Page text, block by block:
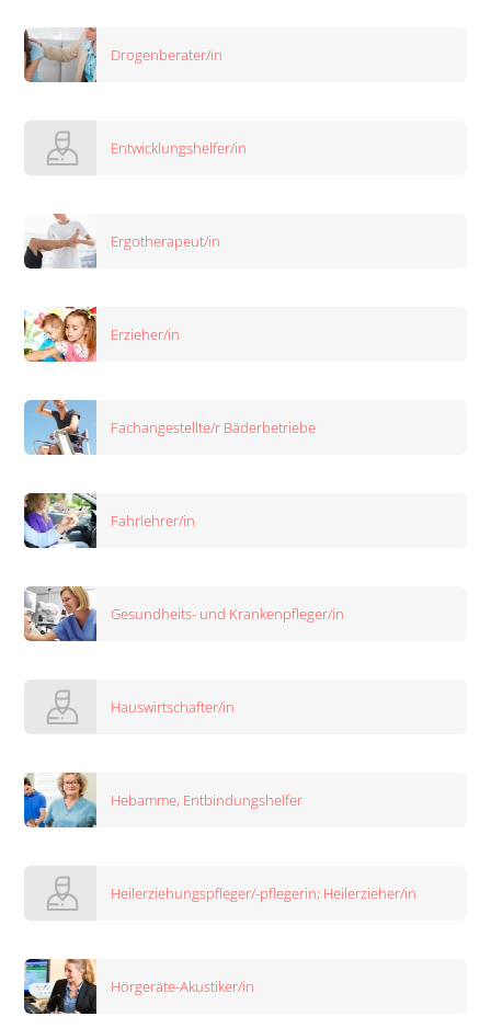
Drogenberater/in
Entwicklungshelfer/in
Ergotherapeut/in
Erzieher/in
Fachangestellte/r Bäderbetriebe
Fahrlehrer/in
Gesundheits- und Krankenpfleger/in
Hauswirtschafter/in
Hebamme, Entbindungshelfer
Heilerziehungspfleger/-pflegerin; Heilerzieher/in
Hörgeräte-Akustiker/in